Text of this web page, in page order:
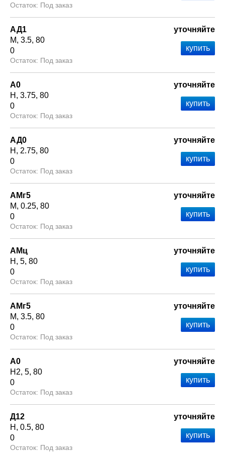
Под заказ
АД1
М 3.5 80
0
Под заказ
уточняйте
А0
Н
3.75 80
0
Под заказ
уточняйте
АД0
Н
2.75 80
0
Под заказ
уточняйте
АМг5
М 0.25 80
0
Под заказ
уточняйте
АМц
Н
5 80
0
Под заказ
уточняйте
АМг5
М 3.5 80
0
Под заказ
уточняйте
А0
Н2 5 80
0
Под заказ
уточняйте
Д12
Н
0.5 80
0
Под заказ
уточняйте